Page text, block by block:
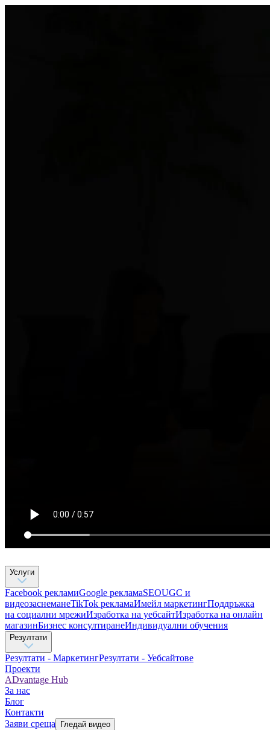
Услуги
Facebook рекламиGoogle рекламаSEOUGC и
видеозаснеманеTikTok рекламaИмейл маркетингПоддръжка
на социални мрежиИзработка на уебсайтИзработка на онлайн
магазинБизнес консултиране​Индивидуални обучения
Резултати
Резултати - МаркетингРезултати - Уебсайтове
Проекти
ADvantage Hub
За нас
Блог
Контакти
Заяви среща
Гледай видео